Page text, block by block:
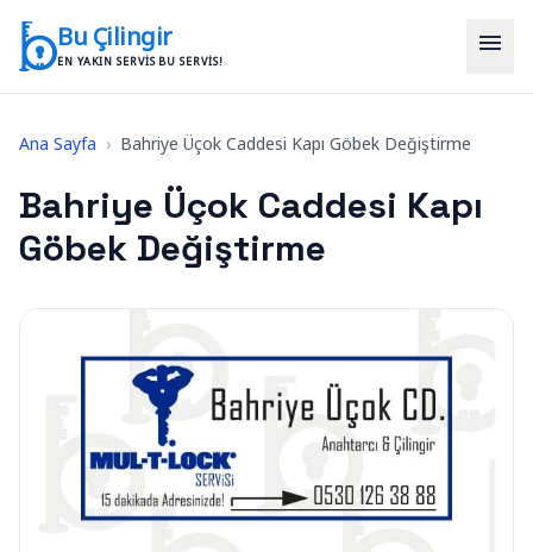
Bu Çilingir
EN YAKIN SERVIS BU SERVIS!
menu
Ana Sayfa › Bahriye Üçok Caddesi Kapı Göbek Değiştirme
Bahriye Üçok Caddesi Kapı
Göbek Değiştirme